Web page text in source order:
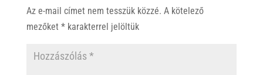
Az e-mail címet nem tesszük közzé. A kötelező
mezőket *karakterrel jelöltük